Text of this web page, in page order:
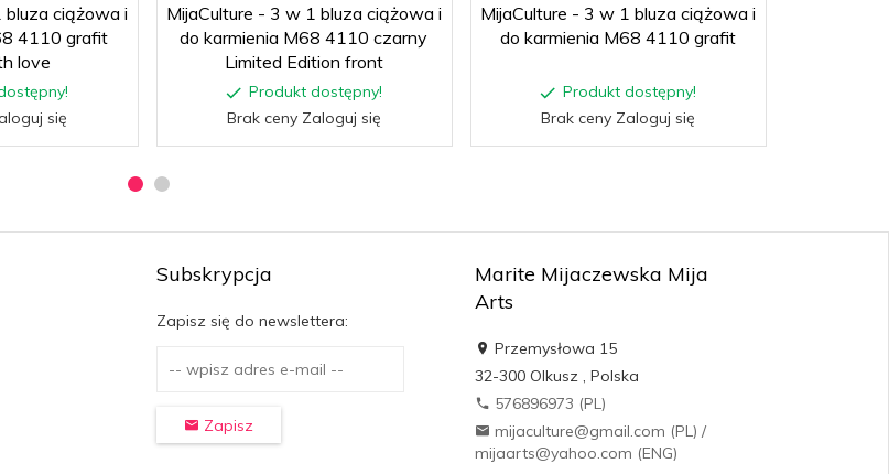
bluza ciążowa i
4110 grafit
love
się
MijaCulture - 3 w 1 bluza ciążowa i
do karmienia M68 4110 czarny
Limited Edition front
Produkt dostępny!
Brak ceny Zaloguj się
MijaCulture - 3 w 1 bluza ciążowa i
do karmienia M68 4110 grafit
Produkt dostępny!
Brak ceny Zaloguj się
Subskrypcja
Zapisz się do newslettera:
Zapisz
Marite Mijaczewska Mija
Arts
Przemysłowa 15
32-300 Olkusz, Polska
576896973 (PL)
mijaculture@gmail.com (PL) /
mijaarts@yahoo.com (ENG)